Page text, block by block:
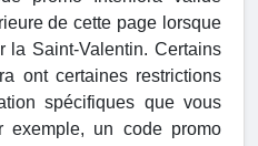
de cette page lorsque
la Saint-Valentin. Certains
ont certaines restrictions
spécifiques que vous
exemple, un code promo